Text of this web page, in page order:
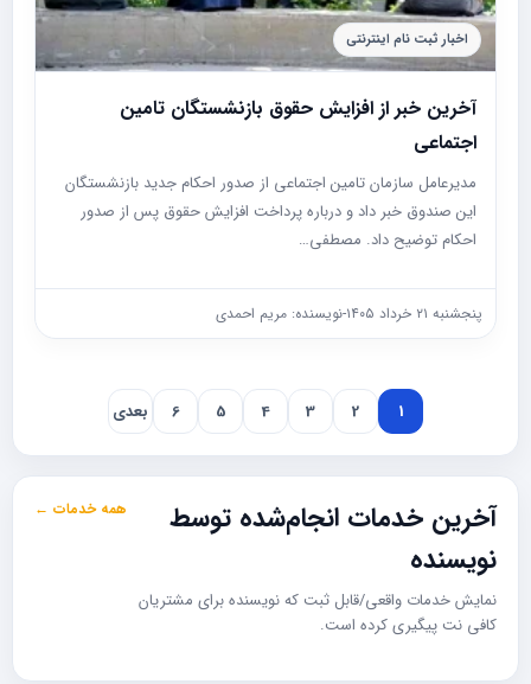
اخبار ثبت نام اینترنتی
آخرین خبر از افزایش حقوق بازنشستگان تامین
اجتماعی
مدیرعامل سازمان تامین اجتماعی از صدور احکام جدید بازنشستگان
این صندوق خبر داد و درباره پرداخت افزایش حقوق پس از صدور
احکام توضیح داد. مصطفی…
پنجشنبه ۲۱ خرداد ۱۴۰۵ -نویسنده: مریم احمدی
1
2
3
4
5
6 بعدی
آخرین خدمات انجام‌شده توسط
نویسنده
نمایش خدمات واقعی/قابل ثبت که نویسنده برای مشتریان
کافی نت پیگیری کرده است.
همه خدمات ←